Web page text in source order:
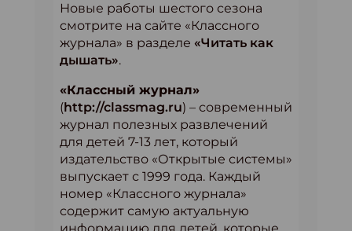
Новые работы шестого сезона
смотрите на сайте «Классного
журнала» в разделе «Читать как
дышать».
«Классный журнал»
(http://classmag.ru) – современный
журнал полезных развлечений
для детей 7-13 лет, который
издательство «Открытые системы»
выпускает с 1999 года. Каждый
номер «Классного журнала»
содержит самую актуальную